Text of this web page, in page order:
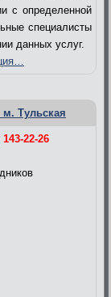
с определенной
специалисты
данных услуг.
Тульская
143-22-26